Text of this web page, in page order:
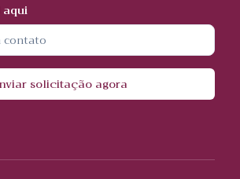
solicitação agora